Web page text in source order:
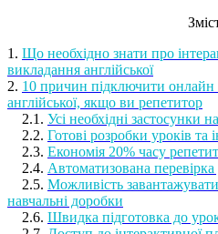
1. Що необхідно знати про
викладання англійської
2. 10 причин підключити
англійської, якщо ви репетитор
2.1. Усі необхідні застосунки
2.2. Готові розробки уроків та
2.3. Економія 20% часу
2.4. Автоматизована
2.5. Можливість
навчальні доробки
2.6. Швидка підготовка до